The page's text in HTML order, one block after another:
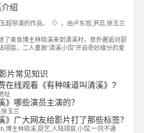
绍
超导演的作品，（），由卢东旭,尹蕊,徐玉兰
了美食博主林晓溪来到清溪村，意外邂逅对厨
翊宸，二人重振“清溪小馆”开启奇妙缘分的爱
片常见知识
在线观看《有种味道叫清溪》?
址
》哪些演员主演的？
玉兰
》广大网友给影片打了那些标签？
博主林晓溪,厨艺,人陆翊宸,小馆,一窍不通